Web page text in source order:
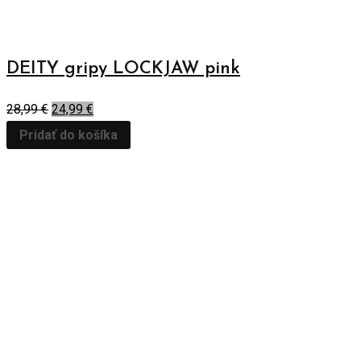
DEITY gripy LOCKJAW pink
28,99€ 24,99 €
Pridať do košíka